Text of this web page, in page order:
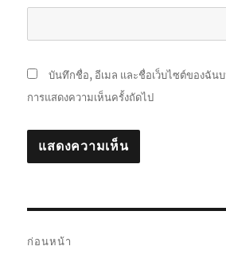
บันทึกชื่อ, อีเมล และชื่อเว็บไซต์ของฉันบ
การแสดงความเห็นครั้งถัดไป
ก่อนหน้า